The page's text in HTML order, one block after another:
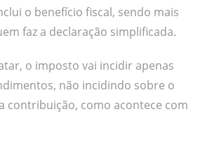
o benefício fiscal, sendo mais
faz a declaração simplificada.
o imposto vai incidir apenas
não incidindo sobre o
contribuição, como acontece com